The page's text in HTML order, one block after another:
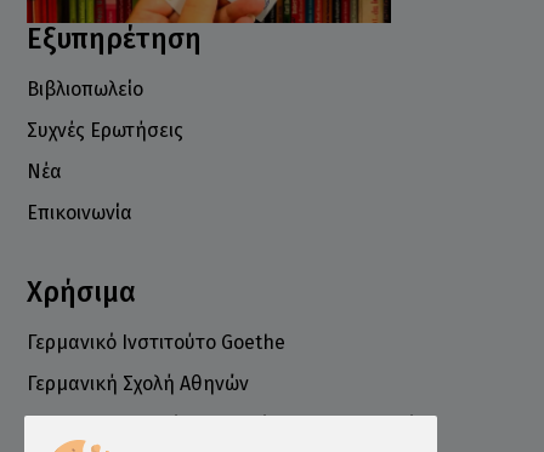
Εξυπηρέτηση
Βιβλιοπωλείο
Συχνές Ερωτήσεις
Νέα
Επικοινωνία
Χρήσιμα
Γερμανικό Ινστιτούτο Goethe
Γερμανική Σχολή Αθηνών